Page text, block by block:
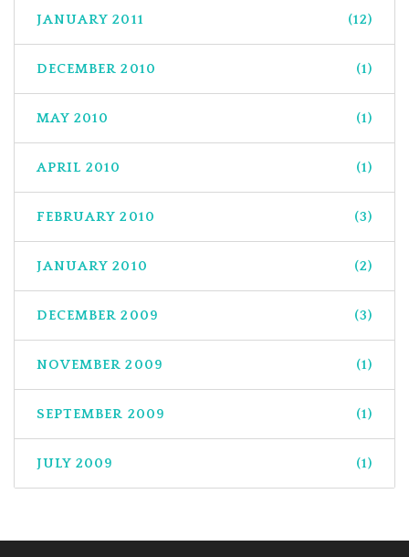
JANUARY 2011 (12)
DECEMBER 2010 (1)
MAY 2010 (1)
APRIL 2010 (1)
FEBRUARY 2010 (3)
JANUARY 2010 (2)
DECEMBER 2009 (3)
NOVEMBER 2009 (1)
SEPTEMBER 2009 (1)
JULY 2009 (1)